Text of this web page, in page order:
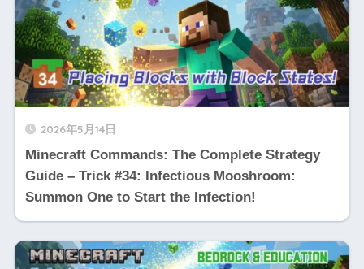
2026年5月14日
Minecraft Commands: The Complete Strategy
Guide – Trick #34: Infectious Mooshroom:
Summon One to Start the Infection!